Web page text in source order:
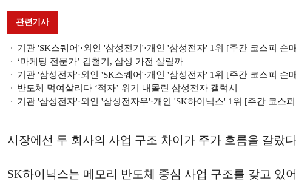
관련기사
기관 'SK스퀘어'·외인 '삼성전기'·개인 '삼성전자' 1위 [주간 코스피 순
‘마케팅 전문가’ 김철기, 삼성 가전 살릴까
기관 '삼성전자'·외인 'SK스퀘어'·개인 '삼성전자' 1위 [주간 코스피 순
반도체 먹여살리다 ‘적자’ 위기 내몰린 삼성전자 갤럭시
기관 '삼성전자'·외인 '삼성전자우'·개인 'SK하이닉스' 1위 [주간 코스
시장에선 두 회사의 사업 구조 차이가 주가 흐름을 갈랐
SK하이닉스는 메모리 반도체 중심 사업 구조를 갖고 있